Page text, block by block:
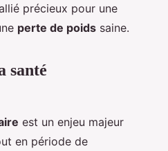
précieux pour une
perte de poids saine.
santé
est un enjeu majeur
en période de